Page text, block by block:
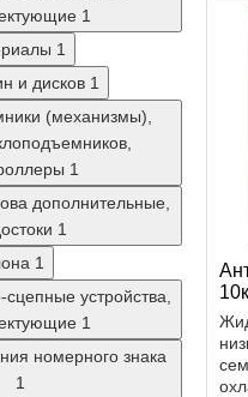
1
1
и дисков 1
(механизмы),
1
дополнительные,
1
1
устройства,
1
номерного знака
1